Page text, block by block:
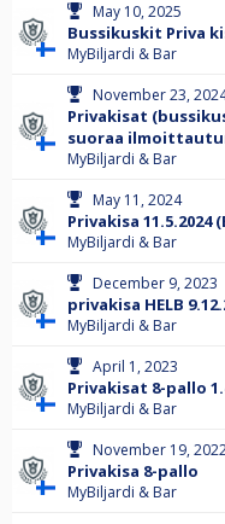
May 10, 2025
Bussikuskit Priva
MyBiljardi & Bar
November 23,
Privakisat
suoraa
MyBiljardi & Bar
May 11, 2024
Privakisa
MyBiljardi & Bar
December 9, 2023
privakisa HELB
MyBiljardi & Bar
April 1, 2023
Privakisat 8-pallo
MyBiljardi & Bar
November 19,
Privakisa 8-pallo
MyBiljardi & Bar